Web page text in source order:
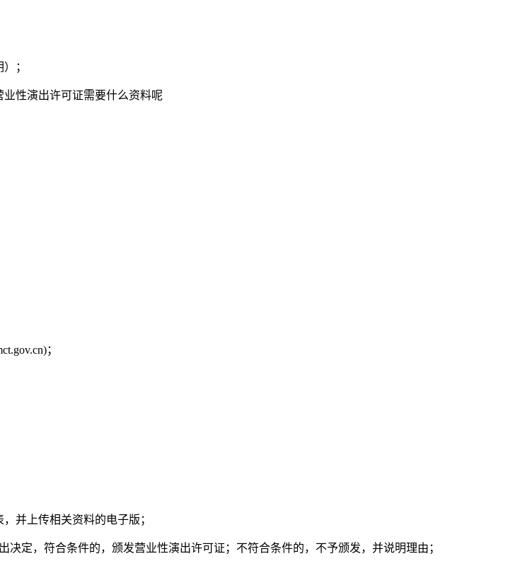
；
；
并上传相关资料的电子版；
定，符合条件的，颁发营业性演出许可证；不符合条件的，不予颁发，并说明理由；